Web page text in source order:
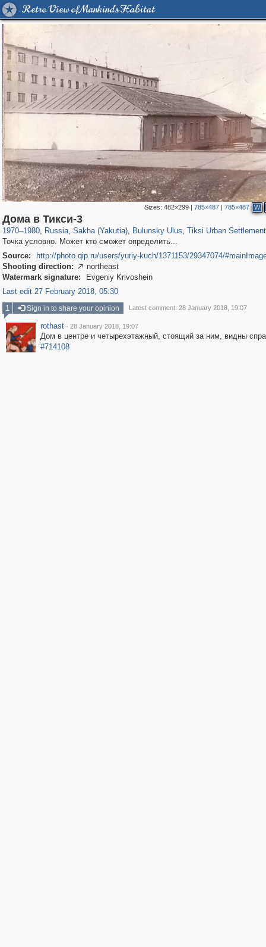
Retro View of Mankind's Habitat
Sizes: 482×299| 785×487| 785×487 W
Дома в Тикси-3
1970–1980, Russia
1,406,258
, Sakha (Yakutia)
3,006
, Bulunsky Ulus, Tiksi Urban Settlement
Точка условно. Может кто сможет определить...
Source:
http://photo.qip.ru/users/yuriy-kuch/1371153/29347074/
Shooting direction:  northeast
Watermark signature:
Evgeniy Krivoshein
Last edit 27 February 2018, 05:30
1
Sign in to share your opinion Latest comment: 28 January 2018, 19:07
rothast · 28 January 2018, 19:07
Дом в центре и четырехэтажный, стоящий за ним, видны
#714108